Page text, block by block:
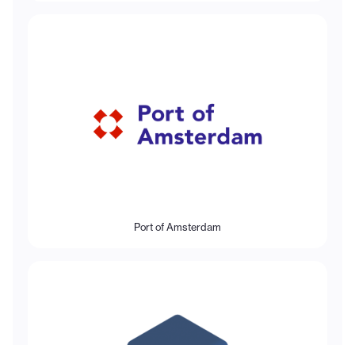
Port of Amsterdam